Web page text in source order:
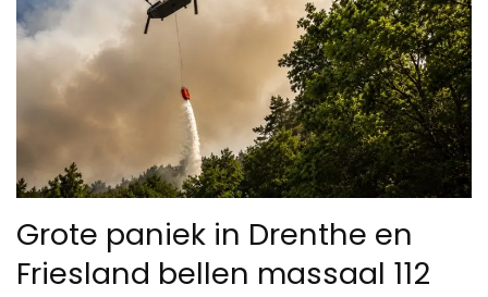
Grote paniek in Drenthe en
Friesland bellen massaal 112